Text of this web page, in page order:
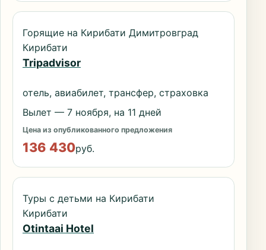
Горящие на Кирибати Димитровград
Кирибати
Tripadvisor
отель, авиабилет, трансфер, страховка
Вылет — 7 ноября, на 11 дней
Цена из опубликованного предложения
136 430руб.
Туры с детьми на Кирибати
Кирибати
Otintaai Hotel